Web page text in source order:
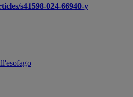
s41598-024-66940-y